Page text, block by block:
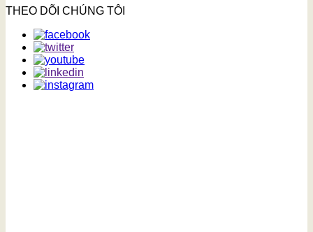
THEO DÕI CHÚNG TÔI